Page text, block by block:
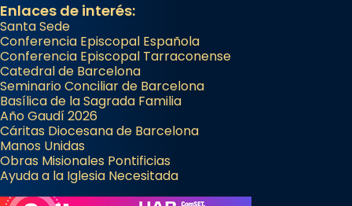
Enlaces de interés:
Santa Sede
Conferencia Episcopal Española
Conferencia Episcopal Tarraconense
Catedral de Barcelona
Seminario Conciliar de Barcelona
Basílica de la Sagrada Familia
Año Gaudí 2026
Cáritas Diocesana de Barcelona
Manos Unidas
Obras Misionales Pontificias
Ayuda a la Iglesia Necesitada